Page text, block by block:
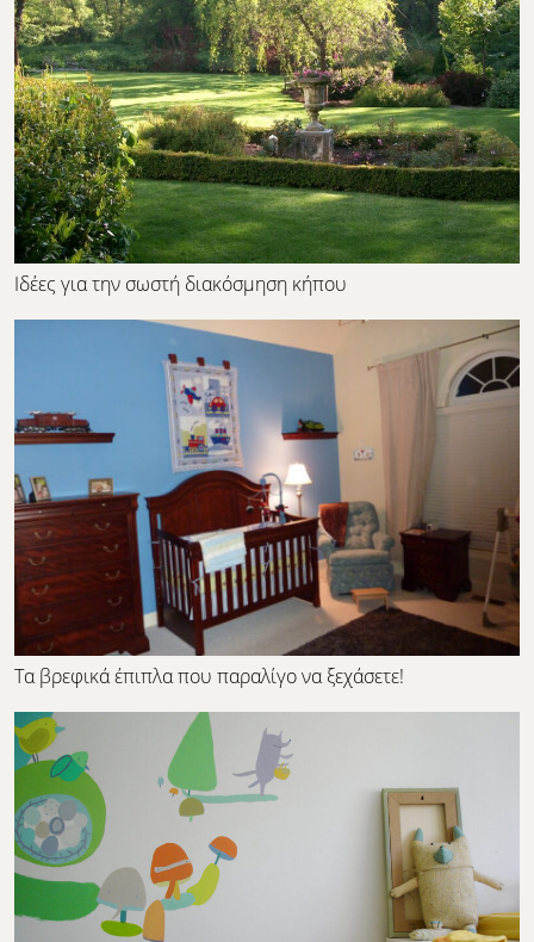
Ιδέες για την σωστή διακόσμηση κήπου
Τα βρεφικά έπιπλα που παραλίγο να ξεχάσετε!